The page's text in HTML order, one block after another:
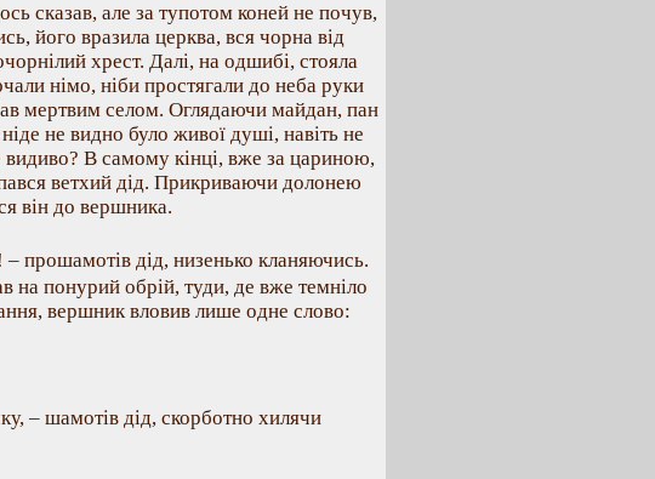
сказав, але за тупотом коней не почув,
його вразила церква, вся чорна від
хрест. Далі, на одшибі, стояла
німо, ніби простягали до неба руки
мертвим селом. Оглядаючи майдан, пан
не видно було живої душі, навіть не
В самому кінці, вже за цариною,
ветхий дід. Прикриваючи долонею
він до вершника.
прошамотів дід, низенько кланяючись.
на понурий обрій, туди, де вже темніло
вершник вловив лише одне слово:
– шамотів дід, скорботно хилячи